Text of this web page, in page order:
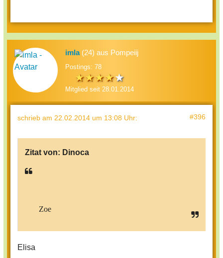
imla(24) aus Pompeiij
Postings: 78
Mitglied seit 28.01.2014
schrieb am 22.02.2014 um 13:08 Uhr: #396
Zitat von: Dinoca
Zoe
Elisa